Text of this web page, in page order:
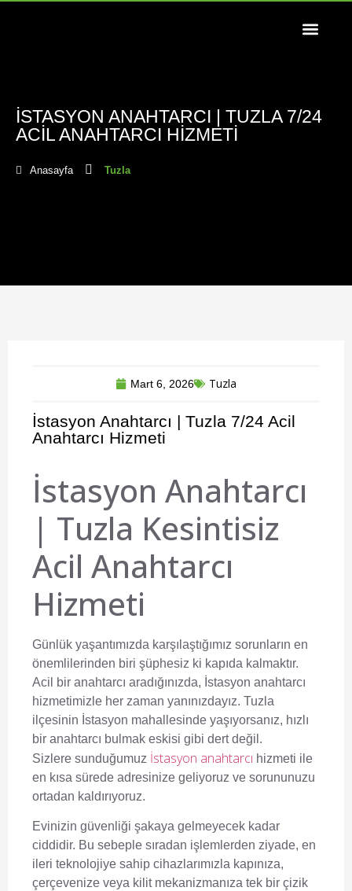
İSTASYON ANAHTARCI | TUZLA 7/24
ACIL ANAHTARCI HIZMETI
Anasayfa Tuzla
Mart 6, 2026 Tuzla
İstasyon Anahtarcı | Tuzla 7/24 Acil
Anahtarcı Hizmeti
İstasyon Anahtarcı
| Tuzla Kesintisiz
Acil Anahtarcı
Hizmeti
Günlük yaşantımızda karşılaştığımız sorunların en
önemlilerinden biri şüphesiz ki kapıda kalmaktır.
Acil bir anahtarcı aradığınızda, İstasyon anahtarcı
hizmetimizle her zaman yanınızdayız. Tuzla
ilçesinin İstasyon mahallesinde yaşıyorsanız, hızlı
bir anahtarcı bulmak eskisi gibi dert değil.
Sizlere sunduğumuz İstasyon anahtarcı hizmeti ile
en kısa sürede adresinize geliyoruz ve sorununuzu
ortadan kaldırıyoruz.
Evinizin güvenliği şakaya gelmeyecek kadar
ciddidir. Bu sebeple sıradan işlemlerden ziyade, en
ileri teknolojiye sahip cihazlarımızla kapınıza,
çerçevenize veya kilit mekanizmanıza tek bir çizik